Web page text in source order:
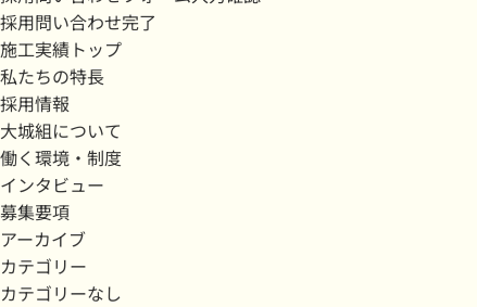
採用問い合わせ完了
施工実績トップ
私たちの特長
採用情報
大城組について
働く環境・制度
インタビュー
募集要項
アーカイブ
カテゴリー
カテゴリーなし